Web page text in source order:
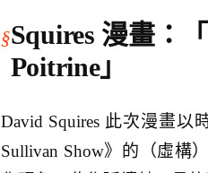
Squires 漫畫：
Poitrine」
David Squires 此次漫畫
Sullivan Show》的（虛構